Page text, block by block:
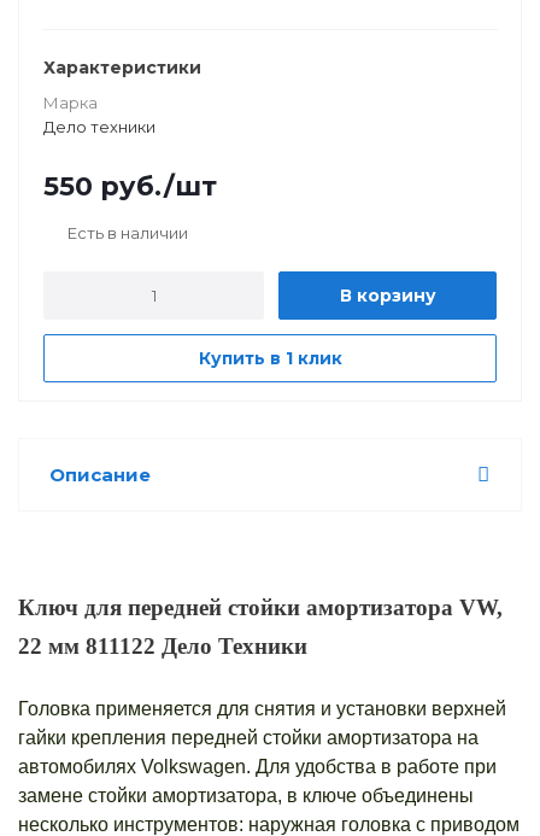
Характеристики
Марка
Дело техники
550 руб./шт
Есть в наличии
В корзину
Купить в 1 клик
Описание
Ключ для передней стойки амортизатора VW,
22 мм 811122 Дело Техники
Головка применяется для снятия и установки верхней
гайки крепления передней стойки амортизатора на
автомобилях Volkswagen. Для удобства в работе при
замене стойки амортизатора, в ключе объединены
несколько инструментов: наружная головка с приводом